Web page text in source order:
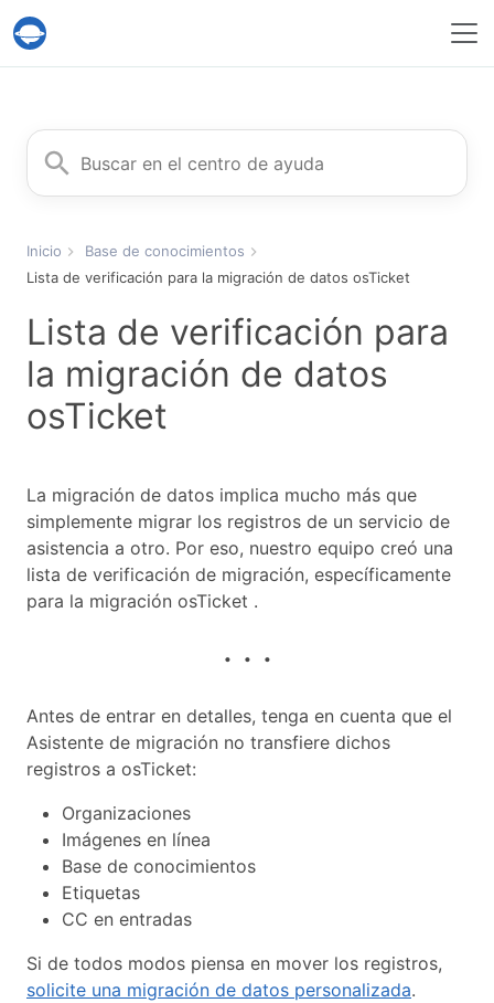
Servicio Help Desk Migration
Buscar
Inicio
Base de conocimientos
Lista de verificación para la migración de datos osTicket
Lista de verificación para
la migración de datos
osTicket
La migración de datos implica mucho más que
simplemente migrar los registros de un servicio de
asistencia a otro. Por eso, nuestro equipo creó una
lista de verificación de migración, específicamente
para la migración osTicket .
Antes de entrar en detalles, tenga en cuenta que el
Asistente de migración no transfiere dichos
registros a osTicket:
Organizaciones
Imágenes en línea
Base de conocimientos
Etiquetas
CC en entradas
Si de todos modos piensa en mover los registros,
solicite una migración de datos personalizada.